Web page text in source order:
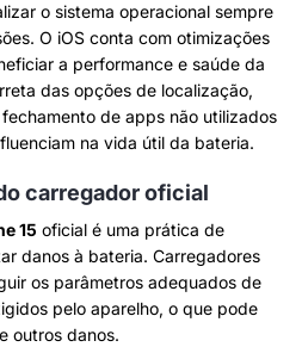
o sistema operacional sempre
O iOS conta com otimizações
a performance e saúde da
das opções de localização,
de apps não utilizados
na vida útil da bateria.
carregador oficial
15 oficial é uma prática de
danos à bateria. Carregadores
os parâmetros adequados de
pelo aparelho, o que pode
outros danos.